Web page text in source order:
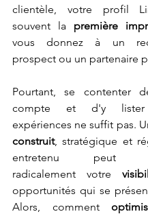
clientèle, votre profil
souvent la première
vous donnez à un
prospect ou un partenaire
Pourtant, se contenter
compte et d'y lister
expériences ne suffit pas.
construit, stratégique et
entretenu peut
radicalement votre
opportunités qui se
Alors, comment